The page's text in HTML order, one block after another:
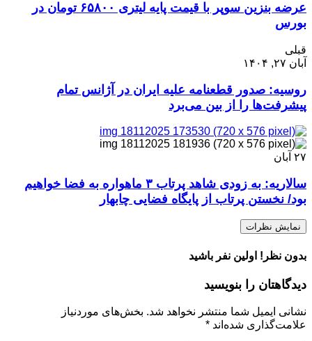
عرضه بنزین سوپر با قیمت پایه لیتری ۶۵۸۰۰ تومان در
بورس
قبلی
آبان ۲۷, ۱۴۰۴
روسیه: صدور قطعنامه علیه ایران در آژانس تمام
پیشرفت‌ها را از بین می‌برد
۲۷ آبان
سالاریه: به زودی شاهد پرتاب ۳ ماهواره ‌به فضا خواهیم
بود/ نخستن پرتاب از پایگاه فضایی چابهار
نمایش نظرات
بدون نظر! اولین نفر باشید
دیدگاهتان را بنویسید
نشانی ایمیل شما منتشر نخواهد شد. بخش‌های موردنیاز
علامت‌گذاری شده‌اند *